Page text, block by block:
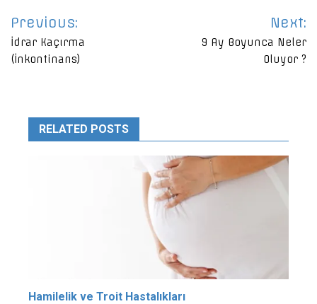
Yazı
gezinmesi
Previous:
İdrar Kaçırma
(İnkontinans)
Next:
9 Ay Boyunca Neler
Oluyor ?
RELATED POSTS
Hamilelik ve Troit Hastalıkları